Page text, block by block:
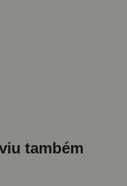
também